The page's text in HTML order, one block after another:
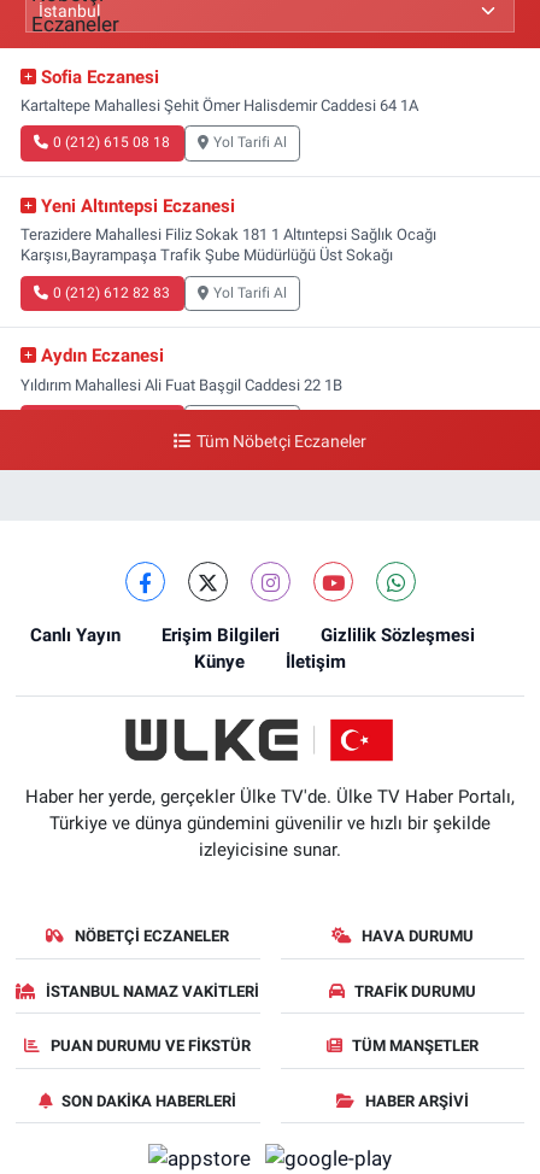
Sofia Eczanesi
Kartaltepe Mahallesi Şehit Ömer Halisdemir Caddesi 64 1A
0 (212) 615 08 18 Yol Tarifi Al
Yeni Altıntepsi Eczanesi
Terazidere Mahallesi Filiz Sokak 181 1 Altıntepsi Sağlık Ocağı
Karşısı,Bayrampaşa Trafik Şube Müdürlüğü Üst Sokağı
0 (212) 612 82 83 Yol Tarifi Al
Aydın Eczanesi
Yıldırım Mahallesi Ali Fuat Başgil Caddesi 22 1B
Tüm Nöbetçi Eczaneler
Canlı Yayın Erişim Bilgileri
Gizlilik Sözleşmesi
Künye
İletişim
Haber her yerde, gerçekler Ülke TV'de. Ülke TV Haber Portalı,
Türkiye ve dünya gündemini güvenilir ve hızlı bir şekilde
izleyicisine sunar.
NÖBETÇI ECZANELER HAVA DURUMU
İSTANBUL NAMAZ VAKITLERI TRAFIK DURUMU
PUAN DURUMU VE FIKSTÜR TÜM MANŞETLER
SON DAKIKA HABERLERI HABER ARŞIVI